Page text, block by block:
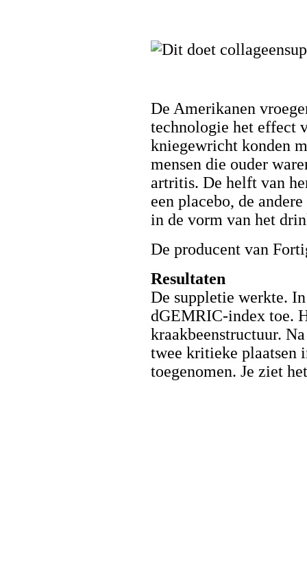
De Amerikanen
technologie het effect
kniegewricht konden
mensen die ouder
artritis. De helft van
een placebo, de
in de vorm van het
De producent van
Resultaten
De suppletie werkte.
dGEMRIC-index toe.
kraakbeenstructuur.
twee kritieke plaatsen
toegenomen. Je ziet